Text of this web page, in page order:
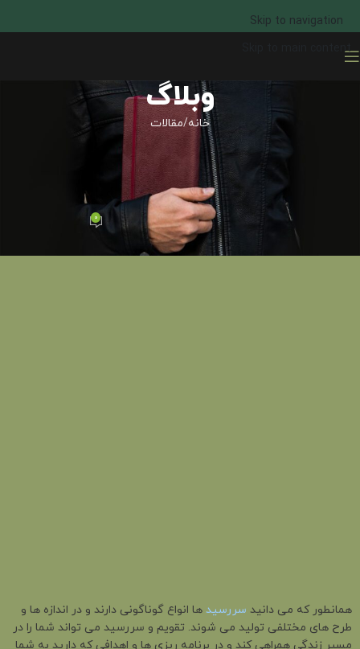
Skip to navigation
Skip to main content
وبلاگ
خانه مقالات
مقالات
راهنمای استفاده از سررسید (بخش
دوم)
مجموعه تیجدر دسامبر 17, 2018 0
همانطور که می دانید سررسید ها انواع گوناگونی دارند و در اندازه ها و
طرح های مختلفی تولید می شوند. تقویم و سررسید می تواند شما را در
مسیر زندگی همراهی کند و در برنامه ریزی ها و اهدافی که دارید به شما